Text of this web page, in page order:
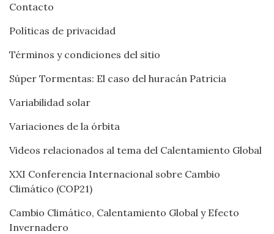
Contacto
Políticas de privacidad
Términos y condiciones del sitio
Súper Tormentas: El caso del huracán Patricia
Variabilidad solar
Variaciones de la órbita
Videos relacionados al tema del Calentamiento Global
XXI Conferencia Internacional sobre Cambio
Climático (COP21)
Cambio Climático, Calentamiento Global y Efecto
Invernadero